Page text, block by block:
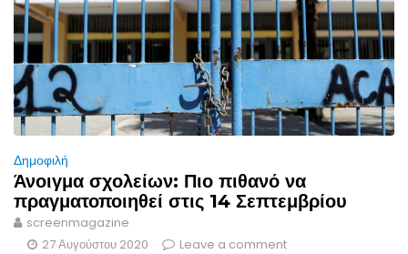
Δημοφιλή
Άνοιγμα σχολείων: Πιο πιθανό να
πραγματοποιηθεί στις 14 Σεπτεμβρίου
screenmagazine
27 Αυγούστου 2020
Leave a comment